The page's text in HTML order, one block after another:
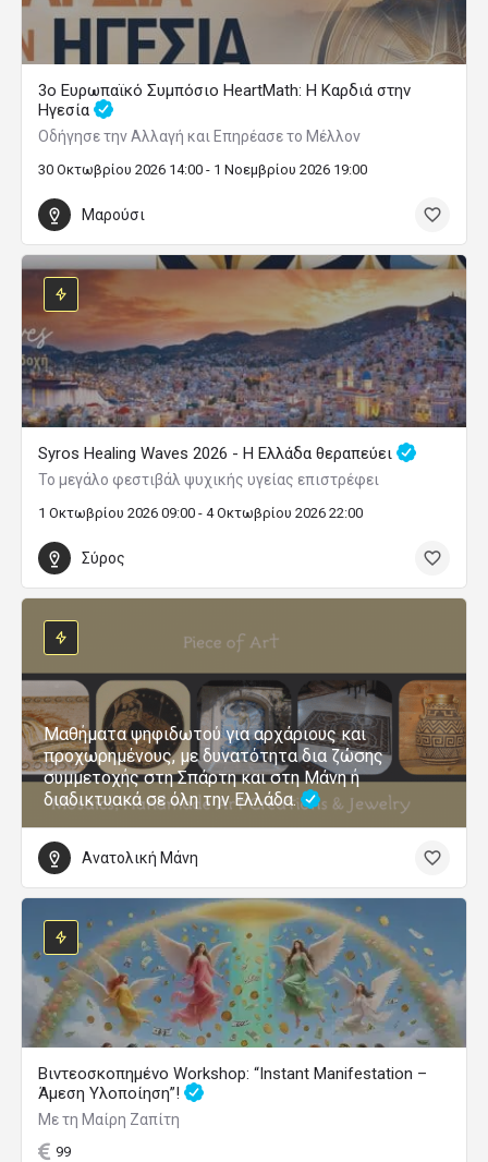
3ο Ευρωπαϊκό Συμπόσιο HeartMath: Η Καρδιά στην
Ηγεσία
Οδήγησε την Αλλαγή και Επηρέασε το Μέλλον
30 Οκτωβρίου 2026 14:00 - 1 Νοεμβρίου 2026 19:00
Μαρούσι
Syros Healing Waves 2026 - Η Ελλάδα θεραπεύει
Το μεγάλο φεστιβάλ ψυχικής υγείας επιστρέφει
1 Οκτωβρίου 2026 09:00 - 4 Οκτωβρίου 2026 22:00
Σύρος
Μαθήματα ψηφιδωτού για αρχάριους και
προχωρημένους, με δυνατότητα δια ζώσης
συμμετοχής στη Σπάρτη και στη Μάνη ή
διαδικτυακά σε όλη την Ελλάδα.
Ανατολική Μάνη
Βιντεοσκοπημένο Workshop: “Instant Manifestation –
Άμεση Υλοποίηση”!
Με τη Μαίρη Ζαπίτη
99